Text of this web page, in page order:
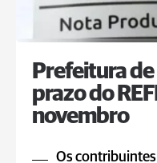
Prefeitura
prazo do
novembro
Os